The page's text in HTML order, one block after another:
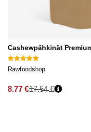
Cashewpähkinät
Rawfoodshop
8.77 €17.54 €